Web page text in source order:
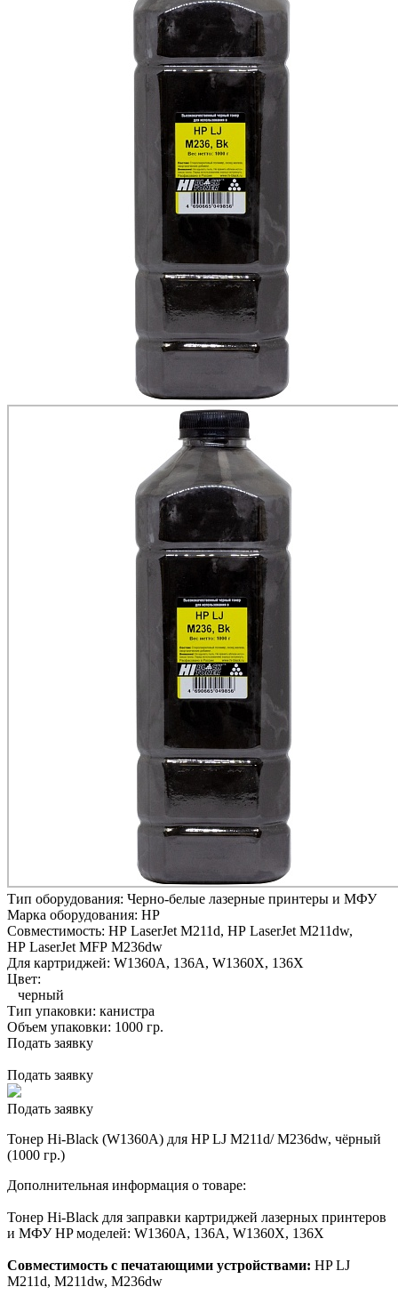
Тип оборудования: Черно-белые лазерные принтеры и МФУ
Марка оборудования: HP
Совместимость: HP LaserJet M211d, HP LaserJet M211dw,
HP LaserJet MFP M236dw
Для картриджей: W1360A, 136A, W1360X, 136X
Цвет:
черный
Тип упаковки: канистра
Объем упаковки: 1000 гр.
Подать заявку
Подать заявку
Подать заявку
Тонер Hi-Black (W1360A) для HP LJ M211d/ M236dw, чёрный
(1000 гр.)
Дополнительная информация о товаре:
Тонер Hi-Black для заправки картриджей лазерных принтеров
и МФУ HP моделей: W1360A, 136A, W1360X, 136X
Совместимость с печатающими устройствами: HP LJ
M211d, M211dw, M236dw